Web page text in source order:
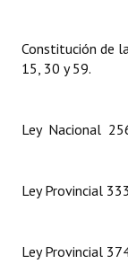
Actas de Sesión
Ejecución
Comunicaciones
Constitución de
15, 30 y 59.
Ley Nacional
Ley Provincial
Ley Provincial